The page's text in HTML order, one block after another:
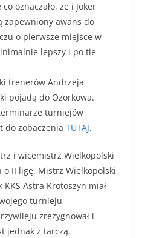
oznaczało, że i Joker
zapewniony awans do
o pierwsze miejsce w
lepszy i po tie-
trenerów Andrzeja
pojadą do Ozorkowa.
turniejów
do zobaczenia TUTAJ.
i wicemistrz Wielkopolski
o II ligę. Mistrz Wielkopolski,
Astra Krotoszyn miał
turnieju
zrezygnował i
jednak z tarczą,